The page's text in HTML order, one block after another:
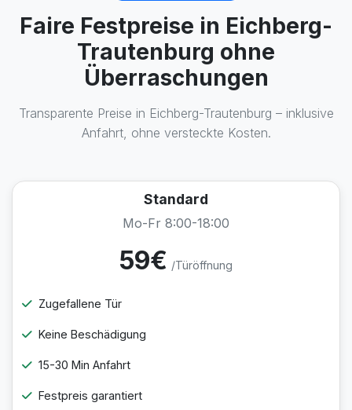
Faire Festpreise in Eichberg-
Trautenburg ohne
Überraschungen
Transparente Preise in Eichberg-Trautenburg – inklusive
Anfahrt, ohne versteckte Kosten.
Standard
Mo-Fr 8:00-18:00
59€ /Türöffnung
Zugefallene Tür
Keine Beschädigung
15-30 Min Anfahrt
Festpreis garantiert